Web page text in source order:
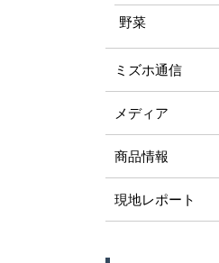
野菜
ミズホ通信
メディア
商品情報
現地レポート